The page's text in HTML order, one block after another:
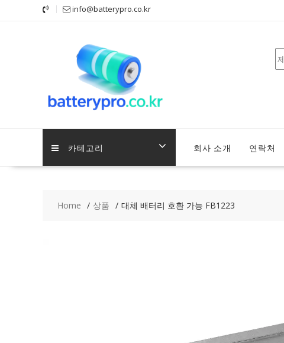
info@batterypro.co.kr
검
색
카테고리 회사 소개 연락처
Home 상품 대체 배터리 호환 가능 FB1223